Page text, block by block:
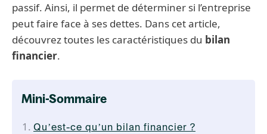
passif. Ainsi, il permet de déterminer si l’entreprise
peut faire face à ses dettes. Dans cet article,
découvrez toutes les caractéristiques du bilan
financier.
Mini-Sommaire
Qu’est-ce qu’un bilan financier ?